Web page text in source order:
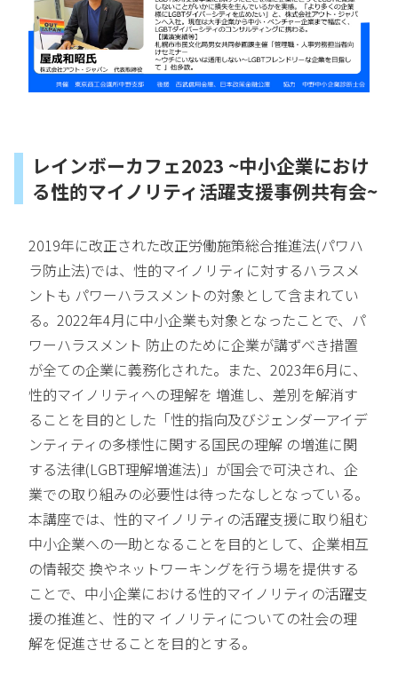
レインボーカフェ2023 ~中小企業におけ
る性的マイノリティ活躍支援事例共有会~
2019年に改正された改正労働施策総合推進法(パワハ
ラ防止法)では、性的マイノリティに対するハラスメ
ントも パワーハラスメントの対象として含まれてい
る。2022年4月に中小企業も対象となったことで、パ
ワーハラスメント 防止のために企業が講ずべき措置
が全ての企業に義務化された。また、2023年6月に、
性的マイノリティへの理解を 増進し、差別を解消す
ることを目的とした「性的指向及びジェンダーアイデ
ンティティの多様性に関する国民の理解 の増進に関
する法律(LGBT理解増進法)」が国会で可決され、企
業での取り組みの必要性は待ったなしとなっている。
本講座では、性的マイノリティの活躍支援に取り組む
中小企業への一助となることを目的として、企業相互
の情報交 換やネットワーキングを行う場を提供する
ことで、中小企業における性的マイノリティの活躍支
援の推進と、性的マ イノリティについての社会の理
解を促進させることを目的とする。